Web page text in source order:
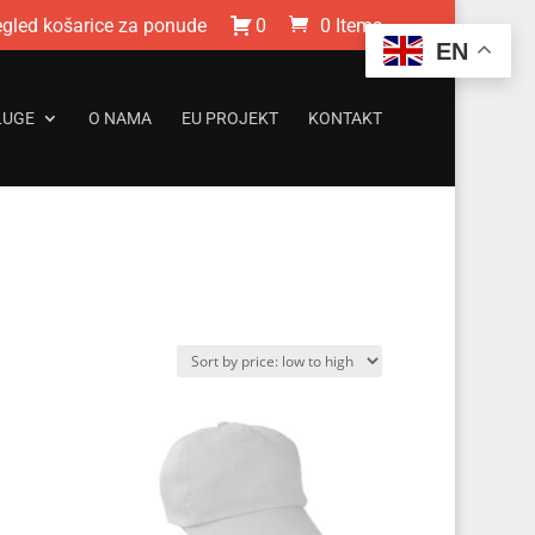
košarice za ponude 0 0 Items
O NAMA EU PROJEKT KONTAKT
EN